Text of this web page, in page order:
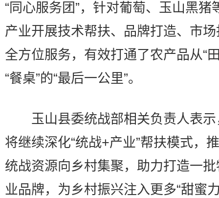
“同心服务团”，针对葡萄、玉山黑猪
产业开展技术帮扶、品牌打造、市
全方位服务，有效打通了农产品从“
“餐桌”的“最后一公里”。
玉山县委统战部相关负责人表示
将继续深化“统战+产业”帮扶模式，
统战资源向乡村集聚，助力打造一
业品牌，为乡村振兴注入更多“甜蜜